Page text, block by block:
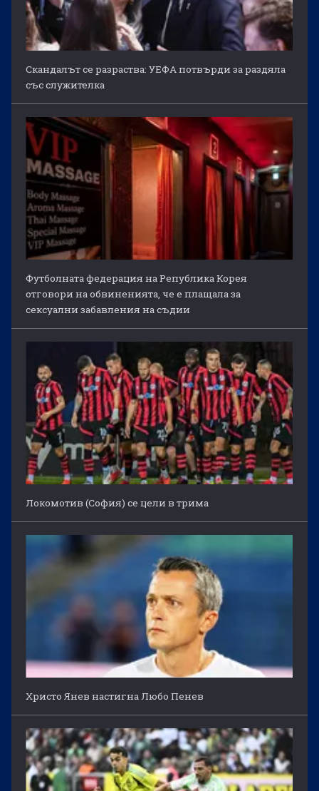
Скандалът се разраства: УЕФА потвърди за раздяла
със служителка
Футболната федерация на Република Корея
отговори на обвиненията, че е плащала за
сексуални забавления на съдии
Локомотив (София) се цели в трима
Христо Янев настигна Любо Пенев